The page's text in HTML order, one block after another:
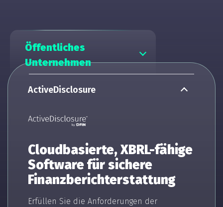
Öffentliches
Unternehmen
ActiveDisclosure
Cloudbasierte, XBRL-fähige
Software für sichere
Finanzberichterstattung
Erfüllen Sie die Anforderungen der